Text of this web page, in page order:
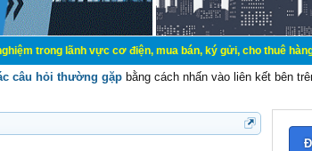
vực cơ điện, mua bán, ký gửi, cho thuê hàng hoá
câu hỏi thường gặp bằng cách nhấn vào liên kết bên